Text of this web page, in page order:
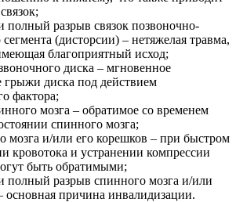
полный разрыв связок позвоночно-
сегмента (дисторсии) – нетяжелая травма,
благоприятный исход;
диска – мгновенное
диска под действием
фактора;
мозга – обратимое со временем
спинного мозга;
мозга и/или его корешков – при быстром
кровотока и устранении компрессии
быть обратимыми;
полный разрыв спинного мозга и/или
основная причина инвалидизации.